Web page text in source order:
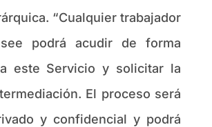
“Cualquier trabajador
podrá acudir de forma
este Servicio y solicitar la
El proceso será
y confidencial y podrá